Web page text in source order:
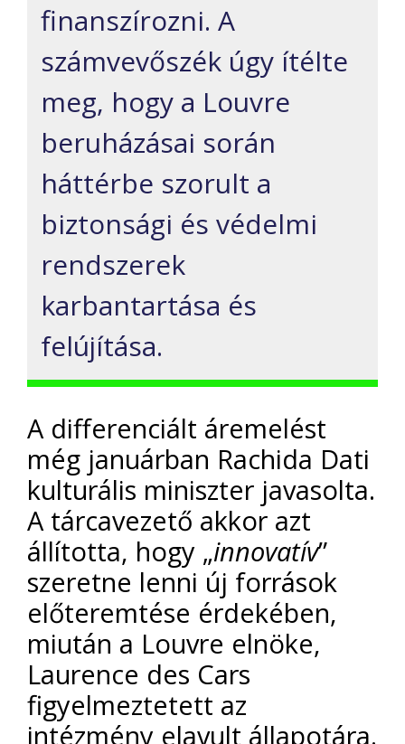
finanszírozni. A
számvevőszék úgy ítélte
meg, hogy a Louvre
beruházásai során
háttérbe szorult a
biztonsági és védelmi
rendszerek
karbantartása és
felújítása.
A differenciált áremelést
még januárban Rachida Dati
kulturális miniszter javasolta.
A tárcavezető akkor azt
állította, hogy „innovatív”
szeretne lenni új források
előteremtése érdekében,
miután a Louvre elnöke,
Laurence des Cars
figyelmeztetett az
intézmény elavult állapotára.